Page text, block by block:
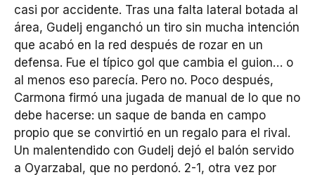
casi por accidente. Tras una falta lateral botada al
área, Gudelj enganchó un tiro sin mucha intención
que acabó en la red después de rozar en un
defensa. Fue el típico gol que cambia el guion… o
al menos eso parecía. Pero no. Poco después,
Carmona firmó una jugada de manual de lo que no
debe hacerse: un saque de banda en campo
propio que se convirtió en un regalo para el rival.
Un malentendido con Gudelj dejó el balón servido
a Oyarzabal, que no perdonó. 2-1, otra vez por